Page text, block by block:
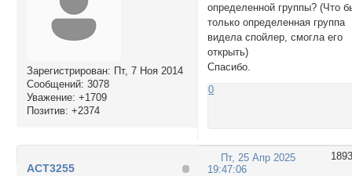
Зарегистрирован: Пт, 7 Ноя 2014
Сообщений: 3078
Уважение: +1709
Позитив: +2374
определенной группы? (Что
только определенная группа
видела спойлер, смогла его
открыть)
Спасибо.
0
1893
Пт, 25 Апр 2025
19:47:06
ACT3255